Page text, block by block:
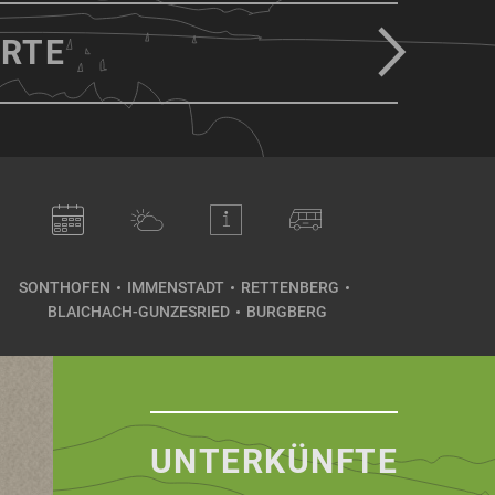
SONTHOFEN IMMENSTADT
RETTENBERG
BLAICHACH-GUNZESRIED
BURGBERG
UNTERKÜNFTE